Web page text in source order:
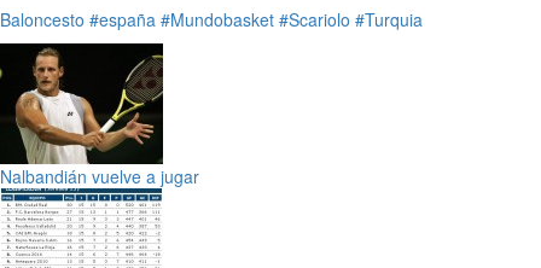
Baloncesto #españa #Mundobasket #Scariolo #Turquia
Nalbandián vuelve a jugar